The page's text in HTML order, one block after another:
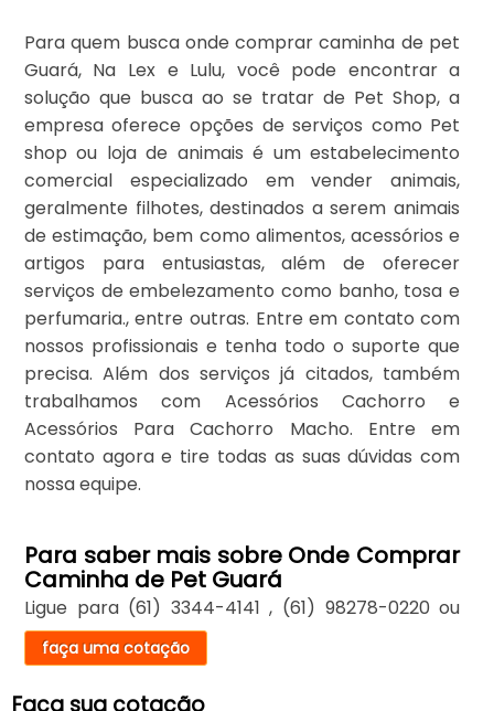
Para quem busca onde comprar caminha de pet
Guará, Na Lex e Lulu, você pode encontrar a
solução que busca ao se tratar de Pet Shop, a
empresa oferece opções de serviços como Pet
shop ou loja de animais é um estabelecimento
comercial especializado em vender animais,
geralmente filhotes, destinados a serem animais
de estimação, bem como alimentos, acessórios e
artigos para entusiastas, além de oferecer
serviços de embelezamento como banho, tosa e
perfumaria., entre outras. Entre em contato com
nossos profissionais e tenha todo o suporte que
precisa. Além dos serviços já citados, também
trabalhamos com Acessórios Cachorro e
Acessórios Para Cachorro Macho. Entre em
contato agora e tire todas as suas dúvidas com
nossa equipe.
Para saber mais sobre Onde Comprar
Caminha de Pet Guará
Ligue para (61) 3344-4141 , (61) 98278-0220 ou
faça uma cotação
Faça sua cotação